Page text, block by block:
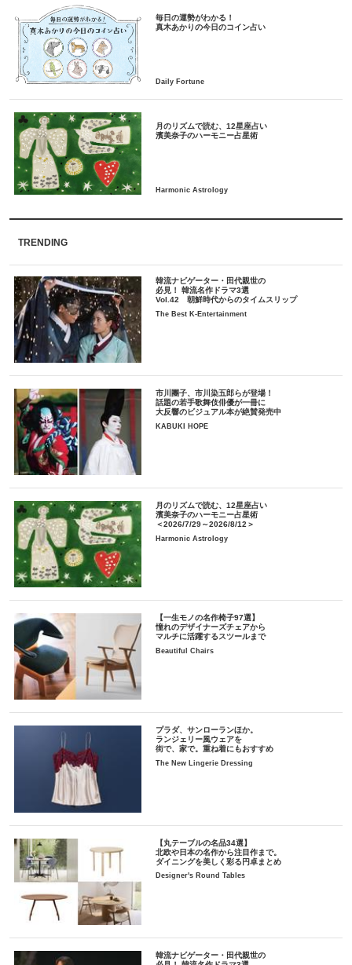
毎日の運勢がわかる！
月のリズムで読む、12星座占い
TRENDING
韓流ナビゲーター・田代親世の
必見！ 韓流名作ドラマ3選
Vol.42 朝鮮時代からのタイムスリップ
The Best K-Entertainment
市川團子、市川染五郎らが登場！
話題の若手歌舞伎俳優が一冊に
大反響のビジュアル本が絶賛発売中
KABUKI HOPE
月のリズムで読む、12星座占い
濱美奈子のハーモニー占星術
＜2026/7/29～2026/8/12＞
Harmonic Astrology
【一生モノの名作椅子97選】
憧れのデザイナーズチェアから
マルチに活躍するスツールまで
Beautiful Chairs
プラダ、サンローランほか。
ランジェリー風ウェアを
街で、家で。重ね着にもおすすめ
The New Lingerie Dressing
【丸テーブルの名品34選】
北欧や日本の名作から注目作まで。
ダイニングを美しく彩る円卓まとめ
Designer's Round Tables
韓流ナビゲーター・田代親世の